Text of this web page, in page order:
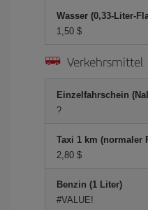
Wasser (0,33-Liter-
1,50 $
Verkehrsmittel
Einzelfahrschein
?
Taxi 1 km (normaler
2,80 $
Benzin (1 Liter)
#VALUE!